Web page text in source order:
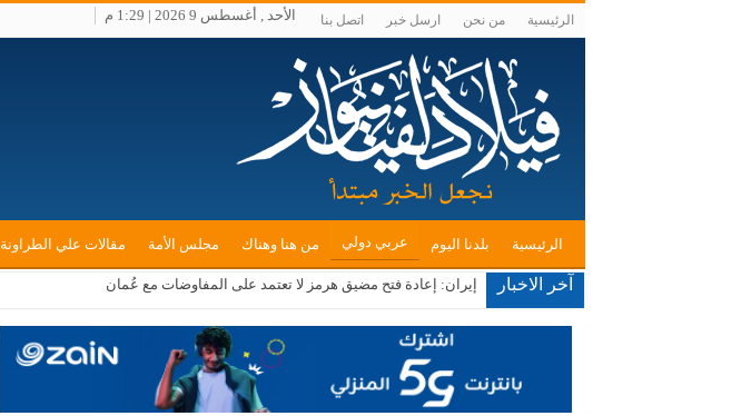
الرئيسية من نحن ارسل خبر اتصل بنا الأحد , أغسطس 9 2026 | 1:29 م
الرئيسية بلدنا اليوم عربي دولي من هنا وهناك مجلس الأمة مقالات علي الطراونة
آخر الاخبار إيران: إعادة فتح مضيق هرمز لا تعتمد على المفاوضات مع عُمان